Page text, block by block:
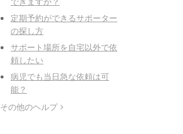
定期予約ができるサポーター
の探し方
サポート場所を自宅以外で依
頼したい
病児でも当日急な依頼は可
能？
その他のヘルプ